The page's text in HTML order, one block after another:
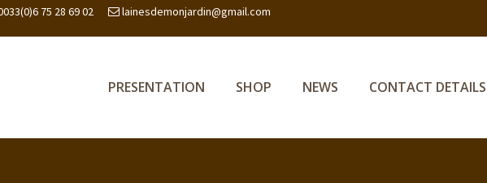
75 28 69 02 lainesdemonjardin@gmail.com
PRESENTATION SHOP NEWS CONTACT DETAILS